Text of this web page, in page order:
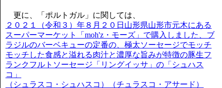
更に、「ポルトガル」に関しては、
２０２１（令和３）年８月２０日山形県山形市元木にある
スーパーマーケット「moh'z・モーズ」で購入しました、ブ
ラジルのバーベキューの定番の、極太ソーセージでモッチ
モッチした食感と溢れる肉汁と濃厚な旨みが特徴の豚生フ
ランクフルトソーセージ「リングイッサ」の「シュハス
コ」
（シュラスコ・シュハスコ）（チュラスコ・アサード）